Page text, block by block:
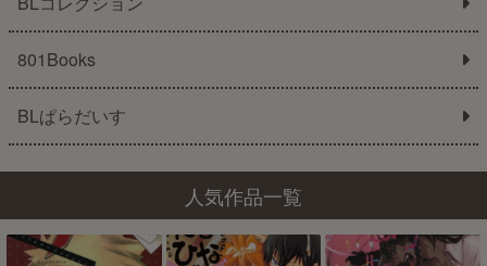
801Books
BLぱらだいす
人気作品一覧